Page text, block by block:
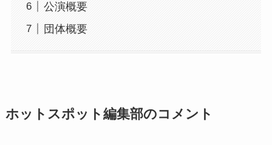
公演概要
団体概要
ホットスポット編集部のコメント